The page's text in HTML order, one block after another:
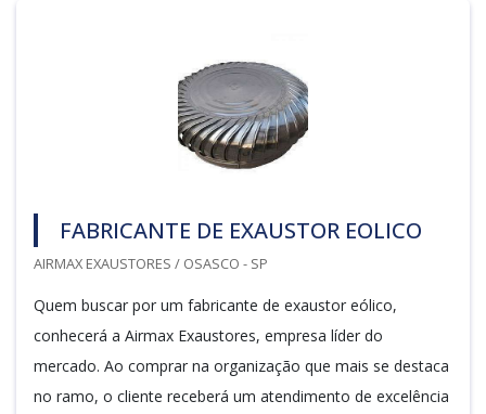
FABRICANTE DE EXAUSTOR EOLICO
AIRMAX EXAUSTORES / OSASCO - SP
Quem buscar por um fabricante de exaustor eólico,
conhecerá a Airmax Exaustores, empresa líder do
mercado. Ao comprar na organização que mais se destaca
no ramo, o cliente receberá um atendimento de excelência